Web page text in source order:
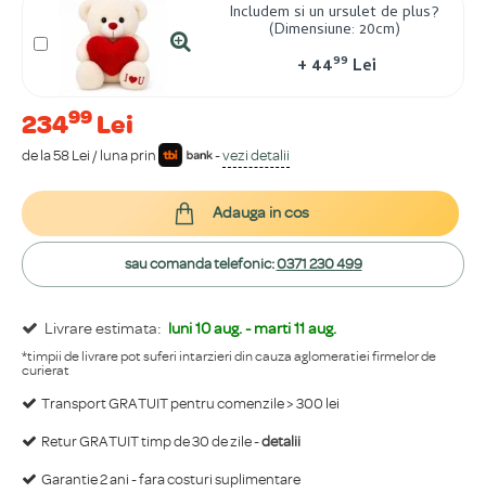
Livrare estimata: luni 10 aug. - marti 11 aug.
*timpii de livrare pot suferi intarzieri din cauza aglomeratiei firmelor de
curierat
Transport GRATUIT pentru comenzile > 300 lei
Retur GRATUIT timp de 30 de zile -detalii
Garantie 2 ani - fara costuri suplimentare
23499 Lei
de la 58 Lei / luna prin -vezi detalii
Includem si un ursulet de plus?
(Dimensiune: 20cm)
+ 4499 Lei
Adauga in cos
sau comanda telefonic:0371 230 499